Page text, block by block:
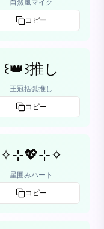
自然風マイク
コピー
꒰👑꒱推し
王冠括弧推し
コピー
✧⊹💖⊹✧
星囲みハート
コピー